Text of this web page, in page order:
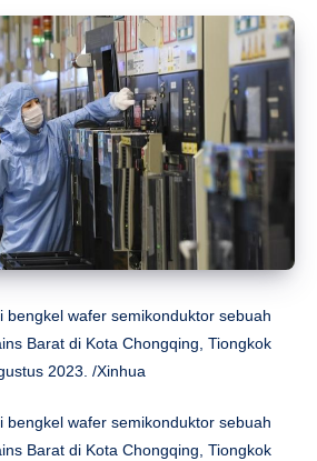
bengkel wafer semikonduktor sebuah
Barat di Kota Chongqing, Tiongkok
2023. /Xinhua
bengkel wafer semikonduktor sebuah
Barat di Kota Chongqing, Tiongkok